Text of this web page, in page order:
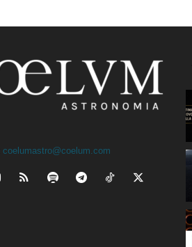
coelumastro@coelum.com